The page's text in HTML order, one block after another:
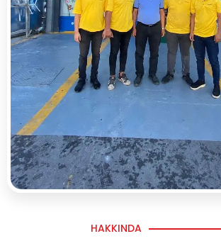
HAKKINDA